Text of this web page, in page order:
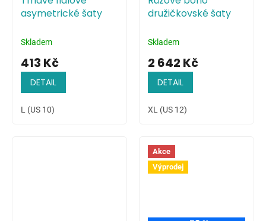
asymetrické šaty
Skladem
413 Kč
DETAIL
L (US 10)
družičkovské šaty
Skladem
2 642 Kč
DETAIL
XL (US 12)
Akce
Výprodej